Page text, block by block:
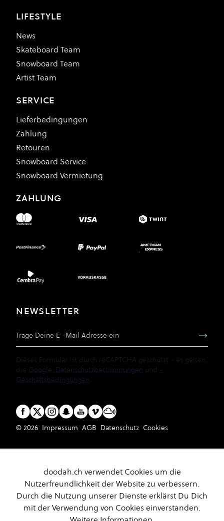
LIFESTYLE
News
Skateboard Team
Snowboard Team
Artist Team
SERVICE
Lieferbedingungen
Zahlung
Retouren
Snowboard Service
Snowboard Vermietung
ZAHLUNG
NEWSLETTER
Dieses Formular ist durch reCAPTCHA geschützt - es gelten
die Google-Datenschutzbestimmungen und -
Geschäftsbedingungen.
© 2026 Impressum AGB Datenschutz Cookies
doodah.ch verwendet Cookies um die
Nutzerfreundlichkeit der Website zu verbessern.
Durch die Nutzung unserer Dienste erklärst Du Dich
mit der Verwendung von Cookies einverstanden.